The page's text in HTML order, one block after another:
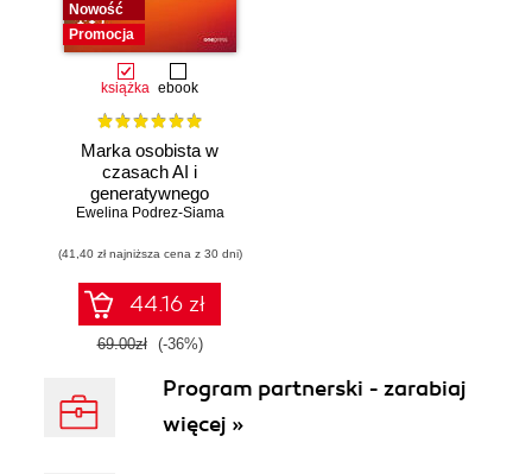
Nowość
Promocja
książka ebook
Marka osobista w
czasach AI i
generatywnego
wyszukiwania
Ewelina Podrez-Siama
(41,40 zł najniższa cena z 30 dni)
44.16 zł
69.00zł (-36%)
Program partnerski - zarabiaj
więcej »